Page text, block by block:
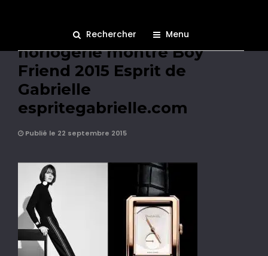
Rechercher Menu
Publicité l’Instant Chanel
horlogerie montre Boy
Friend 2015 Esprit de
Gabrielle
espritegabrielle.com
Publié le 22 septembre 2015